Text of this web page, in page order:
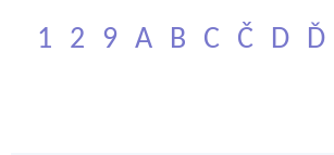
1 2 9 A B C Č D Ď